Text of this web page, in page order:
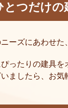
とつだけ
ーズにあわせた
ったりの建具
ましたら、お気